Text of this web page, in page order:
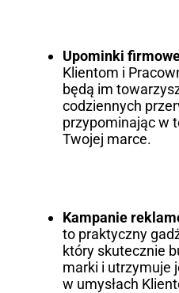
Upominki
Klientom i
będą im
codziennych
przypominając w
Twojej marce.
Kampanie
to praktyczny
który skutecznie
marki i utrzymuje
w umysłach